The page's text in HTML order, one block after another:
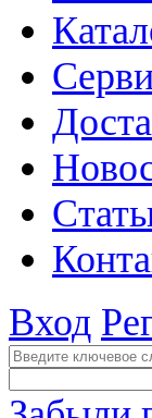
Вход